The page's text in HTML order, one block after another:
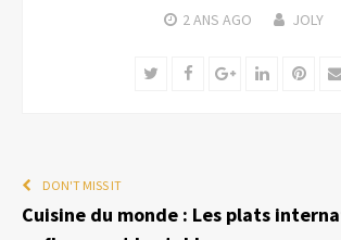
2 ANS AGO JOLY
TwitterFacebookGoogle+LinkedIn
DON'T MISS IT
Cuisine du monde : Les plats